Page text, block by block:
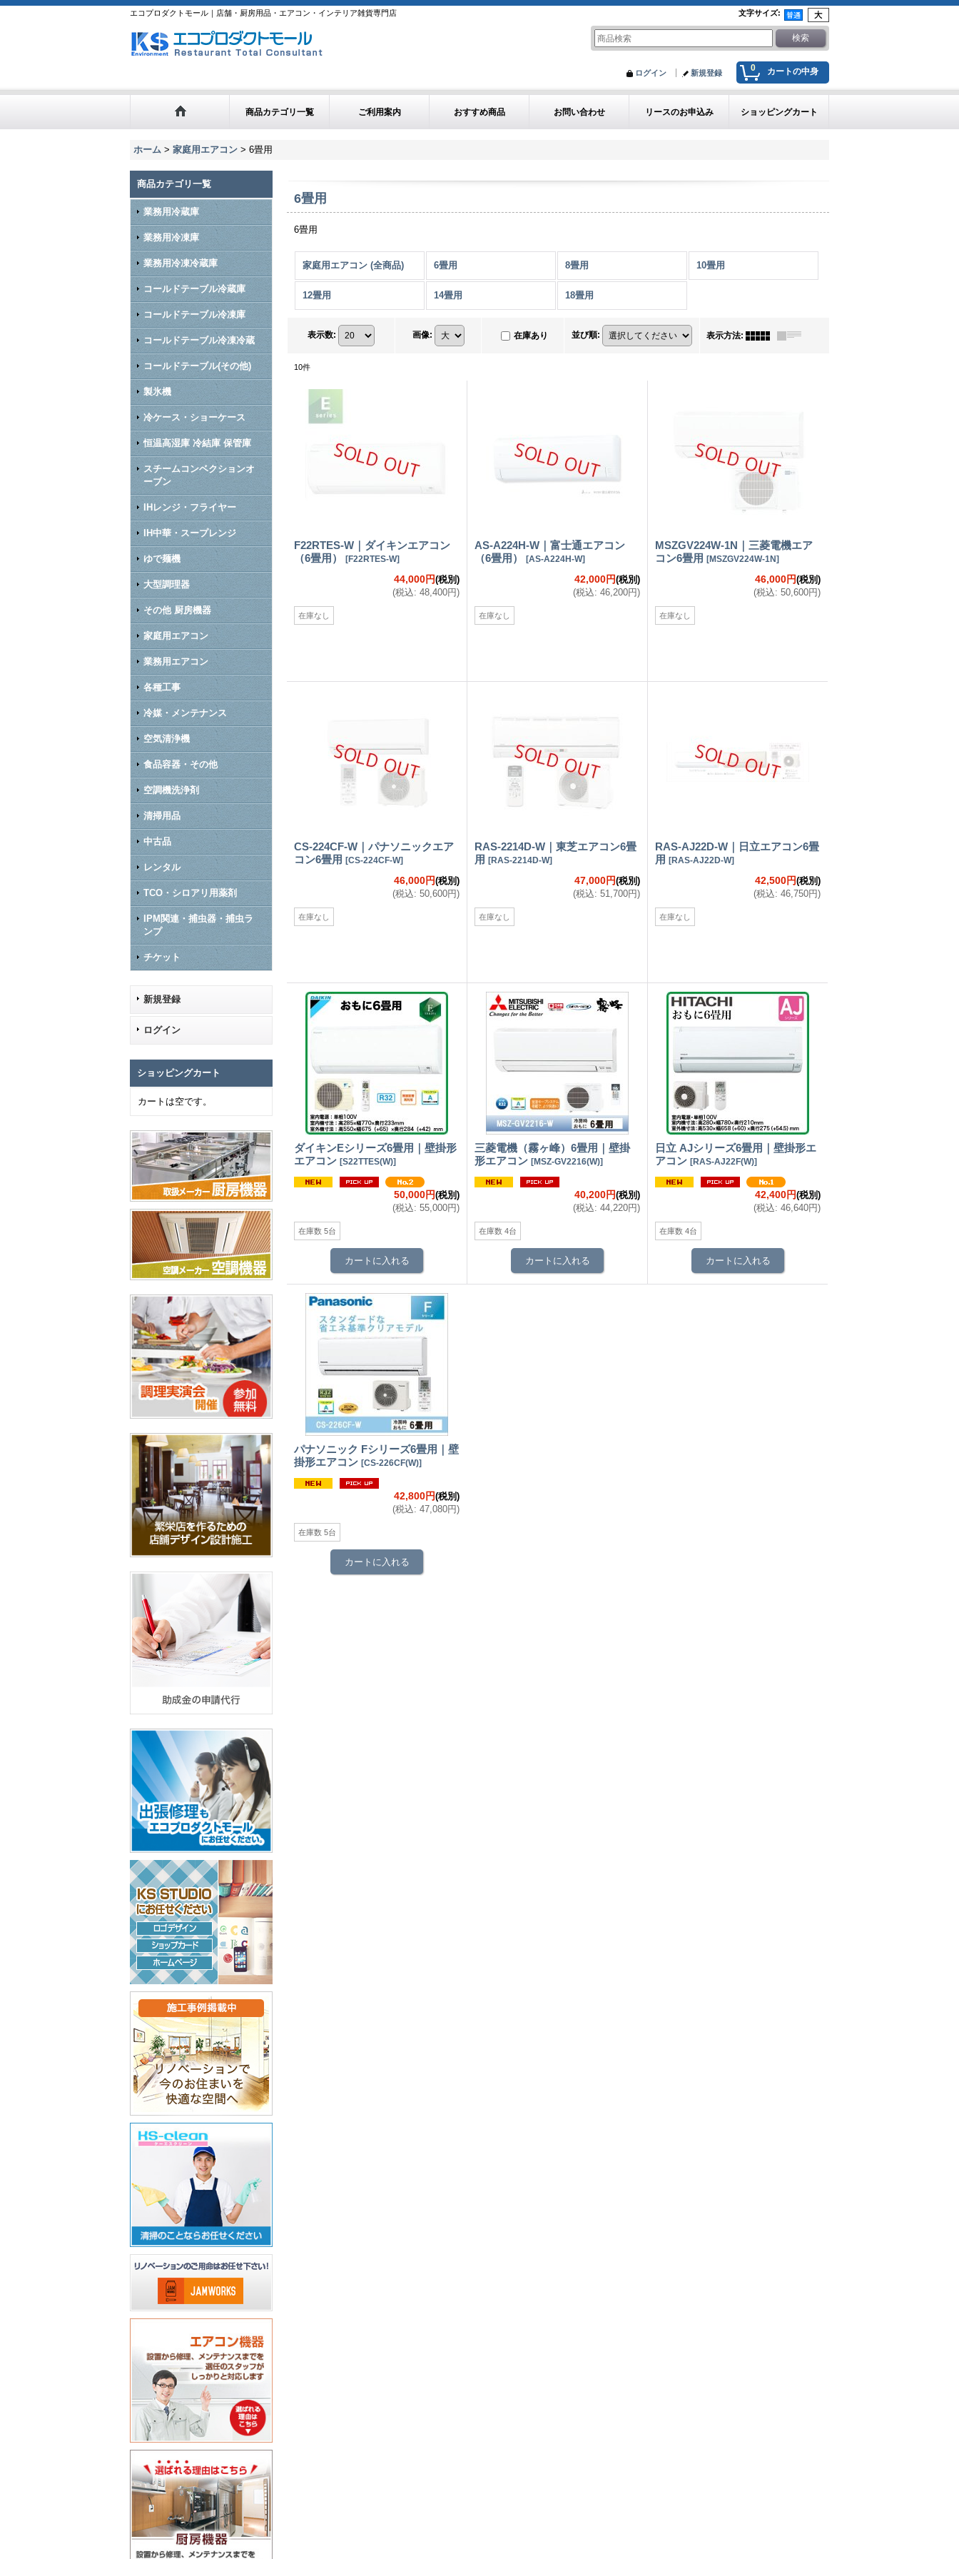
エコプロダクトモール｜店舗・厨房用品・エアコン・インテリア雑貨専門店 文字サイズ:
0 カートの中身
ログイン 新規登録
商品カテゴリ一覧 ご利用案内 おすすめ商品 お問い合わせ リースのお申込み ショッピングカート
ホーム > 家庭用エアコン > 6畳用
商品カテゴリ一覧
業務用冷蔵庫
業務用冷凍庫
業務用冷凍冷蔵庫
コールドテーブル冷蔵庫
コールドテーブル冷凍庫
コールドテーブル冷凍冷蔵
コールドテーブル(その他)
製氷機
冷ケース・ショーケース
恒温高湿庫 冷結庫 保管庫
スチームコンベクションオ
ーブン
IHレンジ・フライヤー
IH中華・スープレンジ
ゆで麺機
大型調理器
その他 厨房機器
家庭用エアコン
業務用エアコン
各種工事
冷媒・メンテナンス
空気清浄機
食品容器・その他
空調機洗浄剤
清掃用品
中古品
レンタル
TCO・シロアリ用薬剤
IPM関連・捕虫器・捕虫ラ
ンプ
チケット
新規登録
ログイン
ショッピングカート
カートは空です。
6畳用
6畳用
家庭用エアコン (全商品) 6畳用 8畳用 10畳用
12畳用 14畳用 18畳用
表示数: 画像: 在庫あり 並び順: 表示方法:
10件
F22RTES-W｜ダイキンエアコン
（6畳用）
[F22RTES-W]
44,000円(税別)
(税込: 48,400円)
在庫なし
AS-A224H-W｜富士通エアコン
（6畳用）
[AS-A224H-W]
42,000円(税別)
(税込: 46,200円)
在庫なし
MSZGV224W-1N｜三菱電機エア
コン6畳用 [MSZGV224W-1N]
46,000円(税別)
(税込: 50,600円)
在庫なし
CS-224CF-W｜パナソニックエア
コン6畳用 [CS-224CF-W]
46,000円(税別)
(税込: 50,600円)
在庫なし
RAS-2214D-W｜東芝エアコン6畳
用 [RAS-2214D-W]
47,000円(税別)
(税込: 51,700円)
在庫なし
RAS-AJ22D-W｜日立エアコン6畳
用 [RAS-AJ22D-W]
42,500円(税別)
(税込: 46,750円)
在庫なし
ダイキンEシリーズ6畳用｜壁掛形
エアコン [S22TTES(W)]
50,000円(税別)
(税込: 55,000円)
在庫数 5台
三菱電機（霧ヶ峰）6畳用｜壁掛
形エアコン [MSZ-GV2216(W)]
40,200円(税別)
(税込: 44,220円)
在庫数 4台
日立 AJシリーズ6畳用｜壁掛形エ
アコン [RAS-AJ22F(W)]
42,400円(税別)
(税込: 46,640円)
在庫数 4台
パナソニック Fシリーズ6畳用｜壁
掛形エアコン [CS-226CF(W)]
42,800円(税別)
(税込: 47,080円)
在庫数 5台